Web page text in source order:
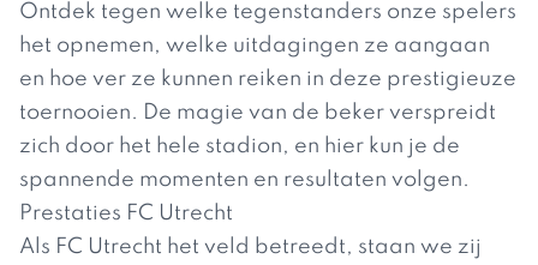
Ontdek tegen welke tegenstanders onze spelers
het opnemen, welke uitdagingen ze aangaan
en hoe ver ze kunnen reiken in deze prestigieuze
toernooien. De magie van de beker verspreidt
zich door het hele stadion, en hier kun je de
spannende momenten en resultaten volgen.
Prestaties FC Utrecht
Als FC Utrecht het veld betreedt, staan we zij